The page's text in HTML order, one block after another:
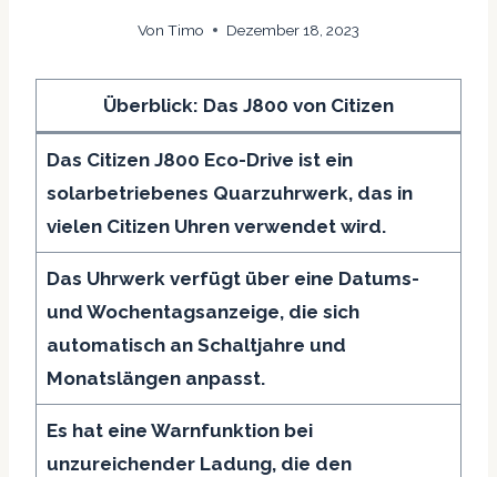
Von Timo Dezember 18, 2023
Überblick: Das J800 von Citizen
Das Citizen J800 Eco-Drive ist ein
solarbetriebenes Quarzuhrwerk, das in
vielen Citizen Uhren verwendet wird.
Das Uhrwerk verfügt über eine Datums-
und Wochentagsanzeige, die sich
automatisch an Schaltjahre und
Monatslängen anpasst.
Es hat eine Warnfunktion bei
unzureichender Ladung, die den